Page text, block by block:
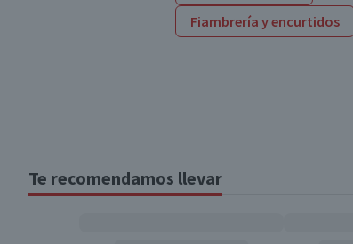
Fiambrería y encurtidos
Te recomendamos llevar